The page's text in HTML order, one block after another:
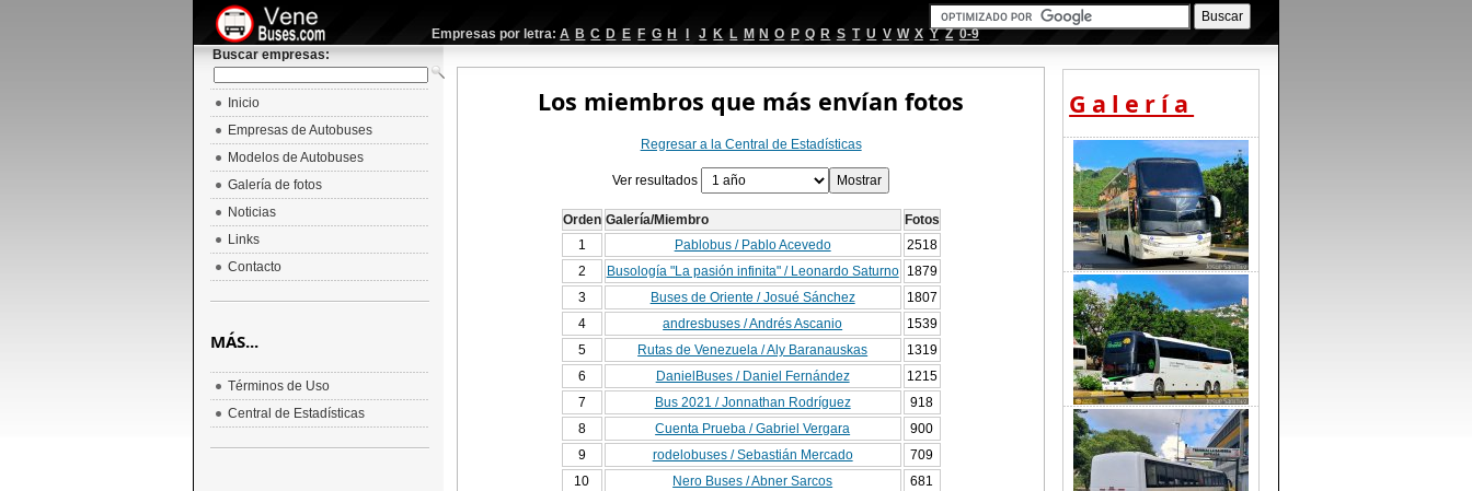
Empresas por letra: A B C D E F G H J K L M N O P Q R S T U V W X Y Z 0-9
Buscar empresas:
Galería
Los miembros que más envían fotos
Regresar a la Central de Estadísticas
Ver resultados
Orden Galería/Miembro
Fotos
1
Pablobus / Pablo Acevedo
2518
2
Busología "La pasión infinita" / Leonardo Saturno 1879
3
Buses de Oriente / Josué Sánchez
1807
4
andresbuses / Andrés Ascanio
1539
5
Rutas de Venezuela / Aly Baranauskas
1319
6
DanielBuses / Daniel Fernández
1215
7
Bus 2021 / Jonnathan Rodríguez
918
8
Cuenta Prueba / Gabriel Vergara
900
9
rodelobuses / Sebastián Mercado
709
10
Nero Buses / Abner Sarcos
681
Inicio
Empresas de Autobuses
Modelos de Autobuses
Galería de fotos
Noticias
Links
Contacto
MÁS...
Términos de Uso
Central de Estadísticas